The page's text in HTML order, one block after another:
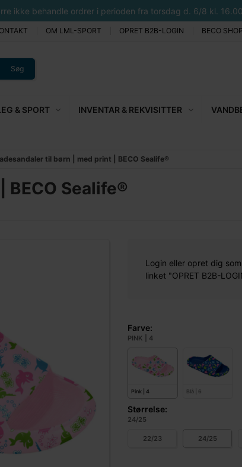
ikke behandle ordrer i perioden fra torsdag d. 6/8 kl.
OM LML-SPORT OPRET B2B-LOGIN BECO SHOP
Søg
& SPORT INVENTAR & REKVISITTER
til børn | med print | BECO Sealife®
Sealife®
Login eller opret dig
linket "OPRET B2B-
Farve:
PINK | 4
Pink | 4 Blå | 6
Størrelse:
24/25
22/23 24/25